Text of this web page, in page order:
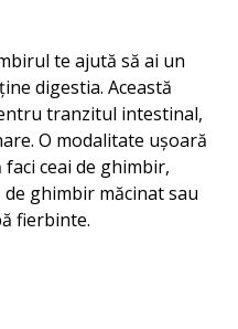
te ajută să ai un
digestia. Această
tranzitul intestinal,
O modalitate ușoară
ceai de ghimbir,
ghimbir măcinat sau
fierbinte.